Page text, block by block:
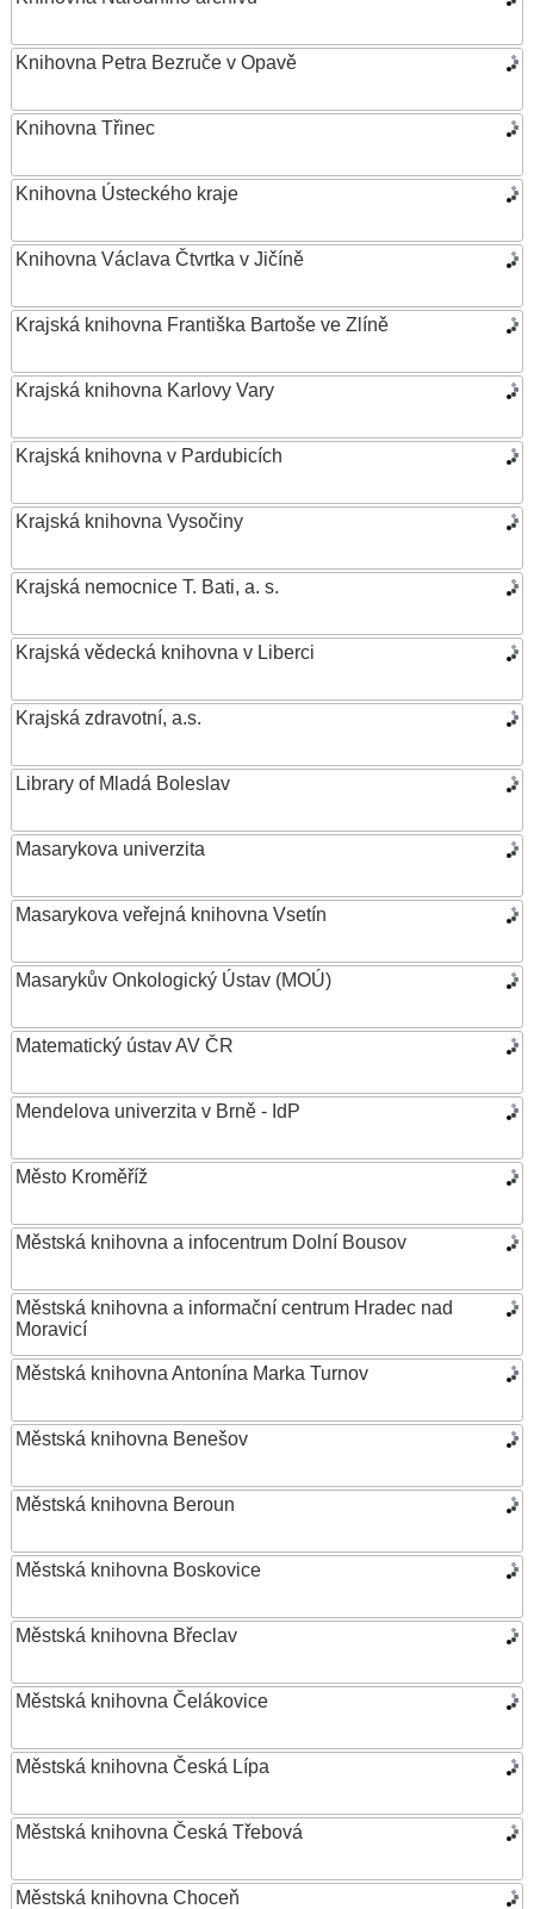
Knihovna Petra Bezruče v Opavě
Knihovna Třinec
Knihovna Ústeckého kraje
Knihovna Václava Čtvrtka v Jičíně
Krajská knihovna Františka Bartoše ve Zlíně
Krajská knihovna Karlovy Vary
Krajská knihovna v Pardubicích
Krajská knihovna Vysočiny
Krajská nemocnice T. Bati, a. s.
Krajská vědecká knihovna v Liberci
Krajská zdravotní, a.s.
Library of Mladá Boleslav
Masarykova univerzita
Masarykova veřejná knihovna Vsetín
Masarykův Onkologický Ústav (MOÚ)
Matematický ústav AV ČR
Mendelova univerzita v Brně - IdP
Město Kroměříž
Městská knihovna a infocentrum Dolní Bousov
Městská knihovna a informační centrum Hradec nad
Moravicí
Městská knihovna Antonína Marka Turnov
Městská knihovna Benešov
Městská knihovna Beroun
Městská knihovna Boskovice
Městská knihovna Břeclav
Městská knihovna Čelákovice
Městská knihovna Česká Lípa
Městská knihovna Česká Třebová
Městská knihovna Choceň